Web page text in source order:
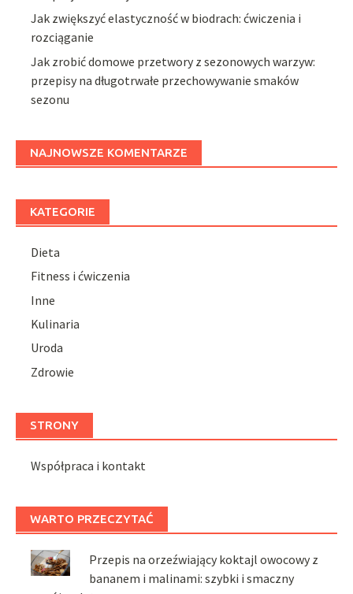
Jak zwiększyć elastyczność w biodrach: ćwiczenia i
rozciąganie
Jak zrobić domowe przetwory z sezonowych warzyw:
przepisy na długotrwałe przechowywanie smaków
sezonu
NAJNOWSZE KOMENTARZE
KATEGORIE
Dieta
Fitness i ćwiczenia
Inne
Kulinaria
Uroda
Zdrowie
STRONY
Współpraca i kontakt
WARTO PRZECZYTAĆ
Przepis na orzeźwiający koktajl owocowy z
bananem i malinami: szybki i smaczny